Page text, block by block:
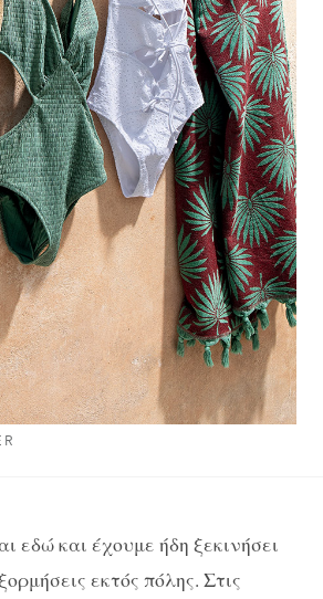
εδώ και έχουμε ήδη ξεκινήσει
εκτός πόλης. Στις